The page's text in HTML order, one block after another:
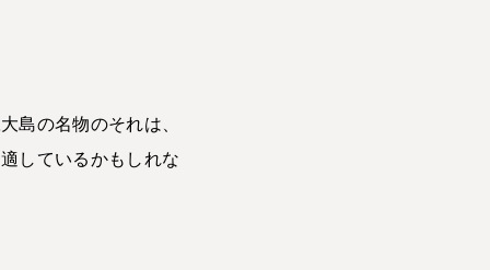
島の名物のそれは、
しているかもしれな